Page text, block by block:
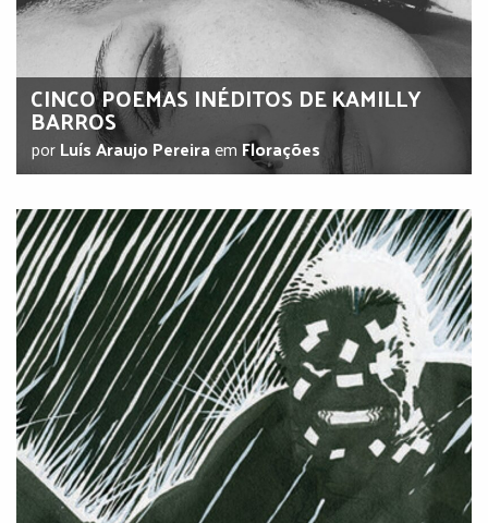
CINCO POEMAS INÉDITOS DE KAMILLY
BARROS
porLuís Araujo Pereiraem Florações